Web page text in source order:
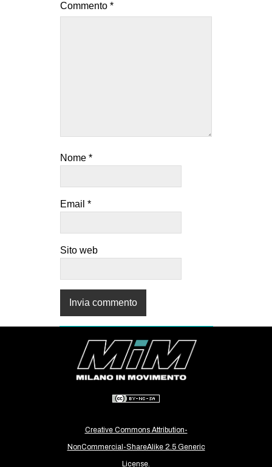
Commento *
Nome *
Email *
Sito web
Creative Commons Attribution-
NonCommercial-ShareAlike 2.5 Generic
License.